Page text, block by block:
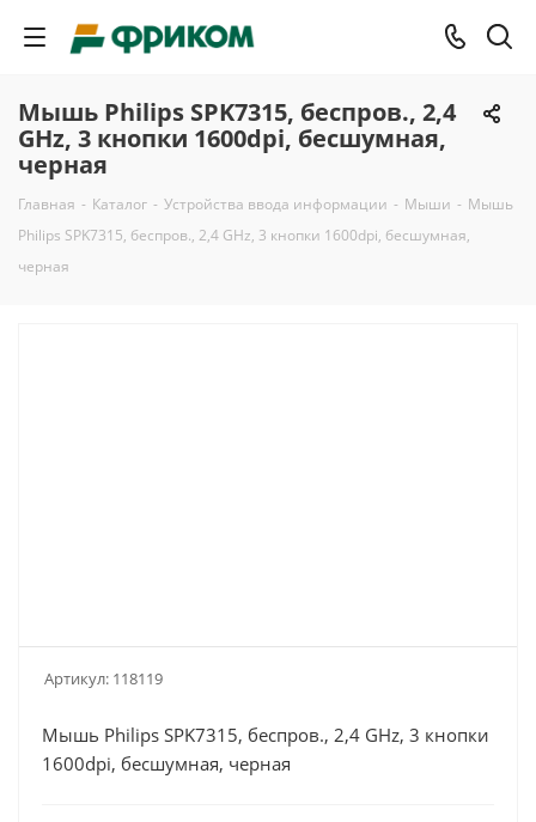
Мышь Philips SPK7315, беспров., 2,4
GHz, 3 кнопки 1600dpi, бесшумная,
черная
Главная - Каталог - Устройства ввода информации - Мыши - Мышь
Philips SPK7315, беспров., 2,4 GHz, 3 кнопки 1600dpi, бесшумная,
черная
Артикул: 118119
Мышь Philips SPK7315, беспров., 2,4 GHz, 3 кнопки
1600dpi, бесшумная, черная